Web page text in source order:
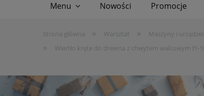
Menu Nowości Promocje
Strona główna » Warsztat » Maszyny i
» Wiertło kręte do drewna z chwytem walcowym f1-